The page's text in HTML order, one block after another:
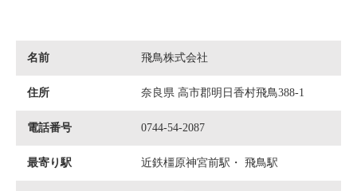
名前 飛鳥株式会社
住所 奈良県 高市郡明日香村飛鳥388-1
電話番号 0744-54-2087
最寄り駅 近鉄橿原神宮前駅・ 飛鳥駅